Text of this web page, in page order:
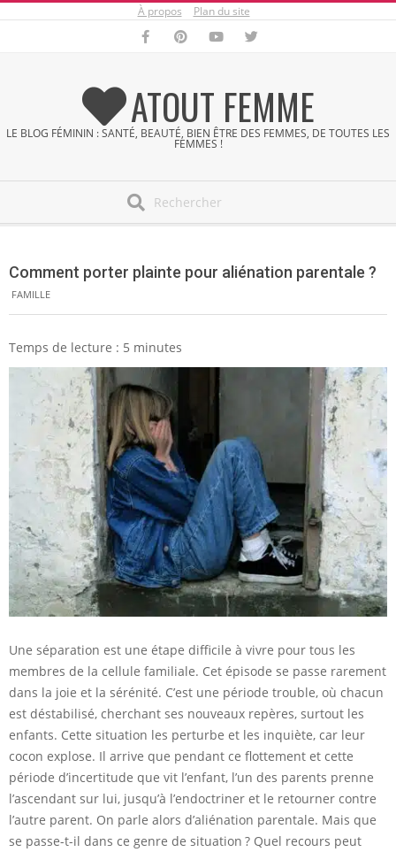
À propos Plan du site
ATOUT FEMME
LE BLOG FÉMININ : SANTÉ, BEAUTÉ, BIEN ÊTRE DES FEMMES, DE TOUTES LES
FEMMES !
Menu
Comment porter plainte pour aliénation parentale ?
FAMILLE
Temps de lecture : 5 minutes
Une séparation est une étape difficile à vivre pour tous les
membres de la cellule familiale. Cet épisode se passe rarement
dans la joie et la sérénité. C’est une période trouble, où chacun
est déstabilisé, cherchant ses nouveaux repères, surtout les
enfants. Cette situation les perturbe et les inquiète, car leur
cocon explose. Il arrive que pendant ce flottement et cette
période d’incertitude que vit l’enfant, l’un des parents prenne
l’ascendant sur lui, jusqu’à l’endoctriner et le retourner contre
l’autre parent. On parle alors d’aliénation parentale. Mais que
se passe-t-il dans ce genre de situation ? Quel recours peut